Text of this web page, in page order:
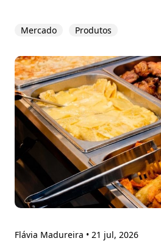
Mercado Produtos
Flávia Madureira • 21 jul, 2026